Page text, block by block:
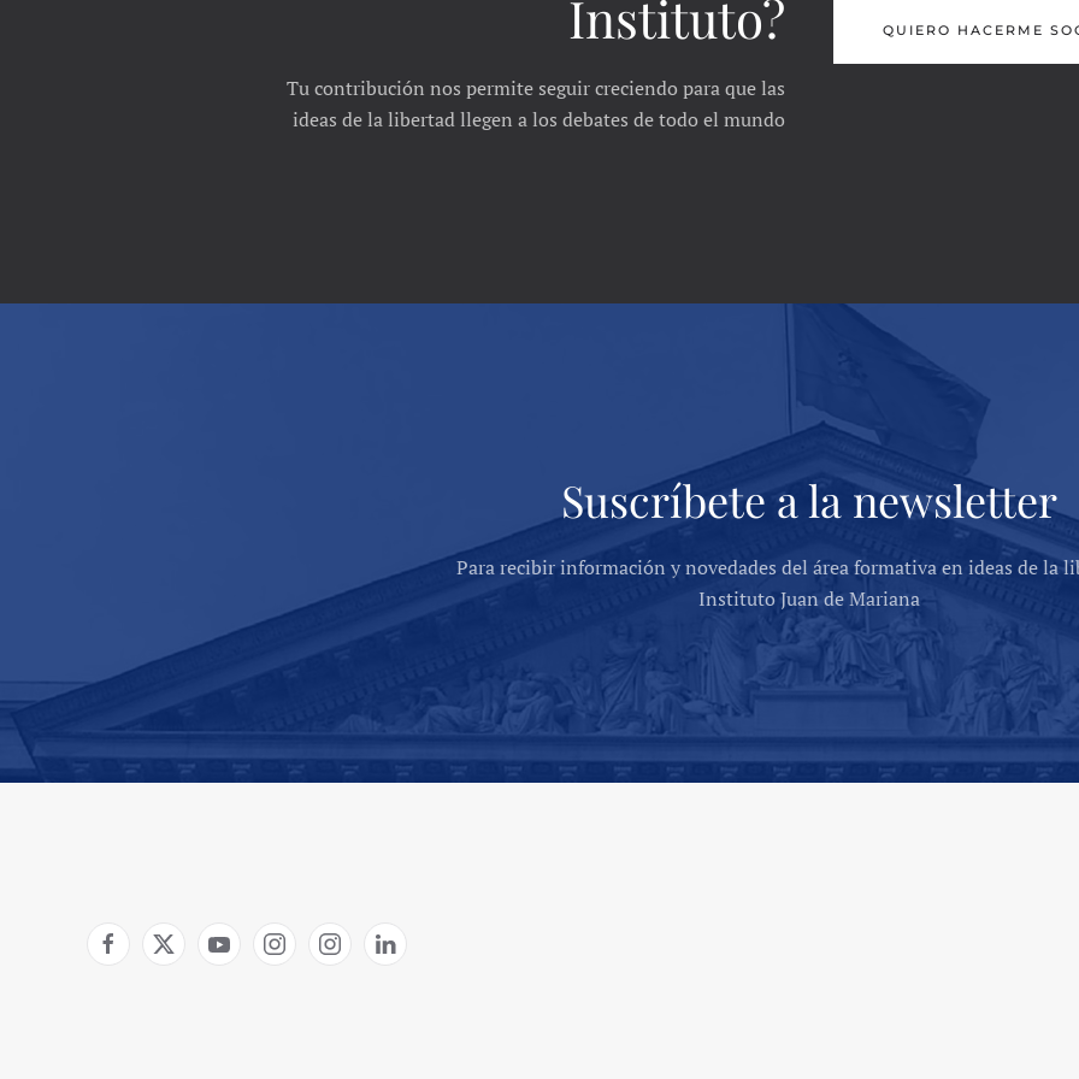
Instituto?
Tu contribución nos permite seguir creciendo para que las
ideas de la libertad llegen a los debates de todo el mundo
QUIERO HACERME
Suscríbete a la newsletter
Para recibir información y novedades del área formativa en ideas de la
Instituto Juan de Mariana